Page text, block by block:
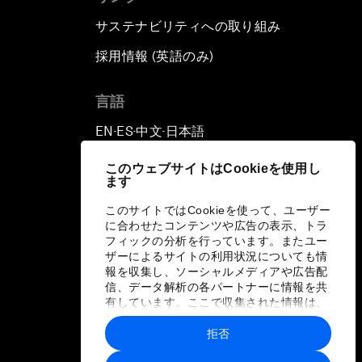
このウェブサイトはCookieを使用し
ます
このサイトではCookieを使って、ユーザー
に合わせたコンテンツや広告の表示、トラ
フィックの分析を行っています。またユー
ザーによるサイトの利用状況についても情
報を収集し、ソーシャルメディアや広告配
信、データ解析の各パートナーに情報を共
有しています。ここで収集された情報は、
ユーザーが各パートナーに提供した他の情
報や各パートナーのサービスを使用した際
に収集された情報と組み合わされ、各パー
拒否
サステナビリティへの取り組み
採用情報 (英語のみ)
言語
EN ▪ ES▪中文▪ 日本語